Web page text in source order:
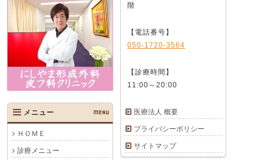
メニュー MENU
ＨＯＭＥ
診療メニュー
階
【電話番号】
050-1720-3564
【診療時間】
11:00～20:00
医療法人 概要
プライバシーポリシー
サイトマップ